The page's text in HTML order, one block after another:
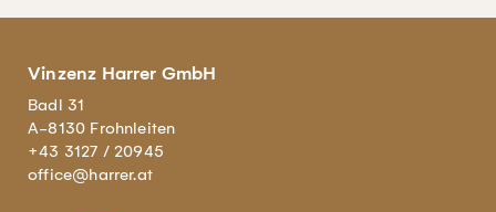
Vinzenz Harrer GmbH
Badl 31
A-8130 Frohnleiten
+43 3127 / 20945
office@harrer.at